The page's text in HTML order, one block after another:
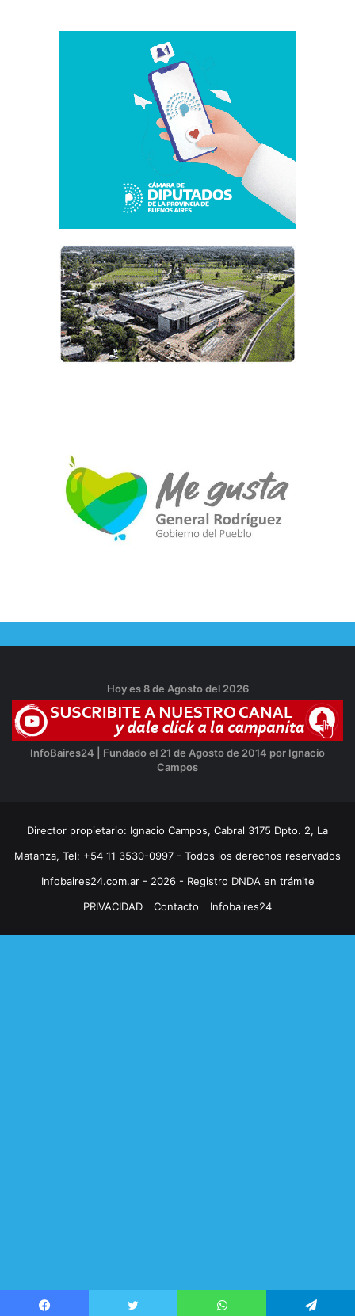
Hoy es 8 de Agosto del 2026
InfoBaires24 | Fundado el 21 de Agosto de 2014 por Ignacio
Campos
Director propietario: Ignacio Campos, Cabral 3175 Dpto. 2, La
Matanza, Tel: +54 11 3530-0997 - Todos los derechos reservados
Infobaires24.com.ar - 2026 - Registro DNDA en trámite
PRIVACIDAD
Contacto Infobaires24